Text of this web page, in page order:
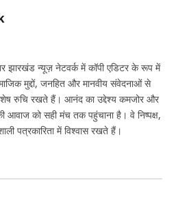
झारखंड न्यूज़ नेटवर्क में कॉपी एडिटर के रूप में
मुद्दों, जनहित और मानवीय संवेदनाओं से
रुचि रखते हैं। आनंद का उद्देश्य कमजोर और
आवाज को सही मंच तक पहुंचाना है। वे निष्पक्ष,
पत्रकारिता में विश्वास रखते हैं।